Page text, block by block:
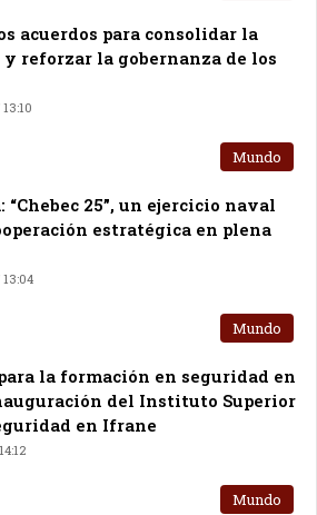
acuerdos para consolidar la
reforzar la gobernanza de los
Mundo
25”, un ejercicio naval
estratégica en plena
Mundo
la formación en seguridad en
del Instituto Superior
en Ifrane
Mundo